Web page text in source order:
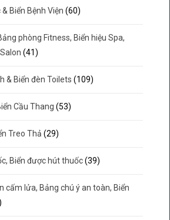
Biển Bệnh Viện (60)
phòng Fitness, Biển hiệu Spa,
(41)
& Biển đèn Toilets (109)
Cầu Thang (53)
Treo Thả (29)
Biển được hút thuốc (39)
cấm lửa, Bảng chú ý an toàn, Biển